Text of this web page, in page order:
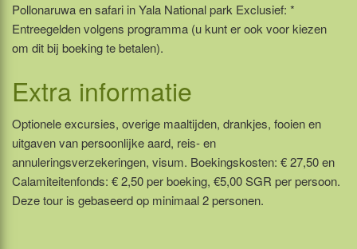
Pollonaruwa en safari in Yala National park Exclusief: *
Entreegelden volgens programma (u kunt er ook voor kiezen
om dit bij boeking te betalen).
Extra informatie
Optionele excursies, overige maaltijden, drankjes, fooien en
uitgaven van persoonlijke aard, reis- en
annuleringsverzekeringen, visum. Boekingskosten: € 27,50 en
Calamiteitenfonds: € 2,50 per boeking, €5,00 SGR per persoon.
Deze tour is gebaseerd op minimaal 2 personen.